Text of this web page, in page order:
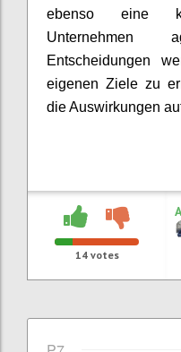
ebenso eine
Entscheidungen
eigenen Ziele zu
die Auswirkungen
14votes